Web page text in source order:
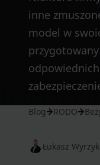
inne
model w
Blog RODO
Łukasz